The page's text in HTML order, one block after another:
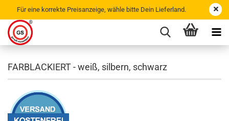
Für eine korrekte Preisanzeige, wähle bitte Dein Lieferland.
FARBLACKIERT - weiß, silbern, schwarz